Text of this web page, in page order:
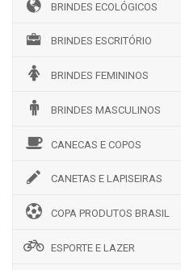
BRINDES ECOLÓGICOS
BRINDES ESCRITÓRIO
BRINDES FEMININOS
BRINDES MASCULINOS
CANECAS E COPOS
CANETAS E LAPISEIRAS
COPA PRODUTOS BRASIL
ESPORTE E LAZER